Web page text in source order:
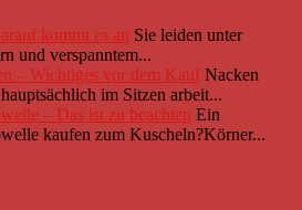
kommt es an Sie leiden unter
und verspanntem...
– Wichtiges vor dem Kauf Nacken
im Sitzen arbeit...
– Das ist zu beachten Ein
kaufen zum Kuscheln?Körner...